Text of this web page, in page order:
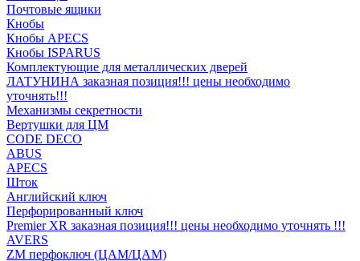
Почтовые ящики
Кнобы
Кнобы APECS
Кнобы ISPARUS
Комплектующие для металлических дверей
ЛАТУНИНА заказная позиция!!! цены необходимо
уточнять!!!
Механизмы секретности
Вертушки для ЦМ
CODE DECO
ABUS
APECS
Шток
Английский ключ
Перфорированный ключ
Premier XR заказная позиция!!! цены необходимо уточнять !!!
AVERS
ZM перфоключ (ЦАМ/ЦАМ)